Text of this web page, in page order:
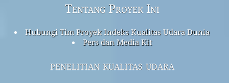
Tentang Proyek Ini
Hubungi Tim Proyek Indeks Kualitas Udara Dunia
Pers dan Media Kit
penelitian kualitas udara